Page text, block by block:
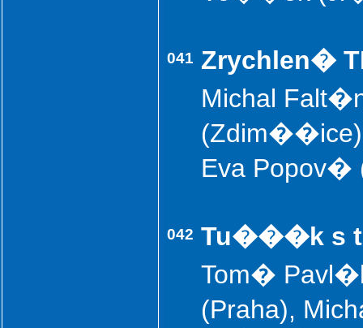
041 Zrychlen�
Michal
(Zdim��ice),
Eva Popov�
042 Tu���k s
Tom�
(Praha),